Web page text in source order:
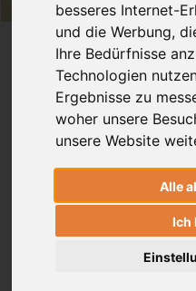
besseres Internet-
und die Werbung,
Ihre Bedürfnisse
Technologien
Ergebnisse zu
woher unsere
unsere Website
Alle
Ich
Passwort vergessen /